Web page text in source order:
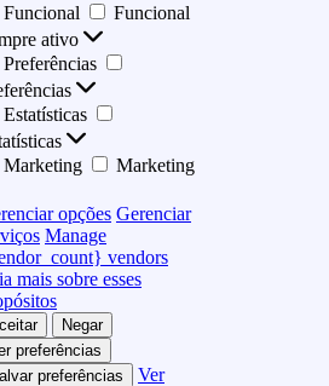
Funcional
Funcional
ativo
Preferências
Estatísticas
Marketing
Marketing
opções Gerenciar
Manage
vendors
mais sobre esses
Negar
preferências
preferências
Ver